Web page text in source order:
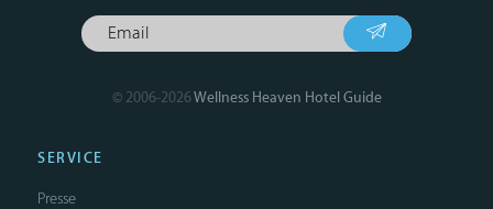
© 2006-2026Wellness Heaven Hotel Guide
SERVICE
Presse